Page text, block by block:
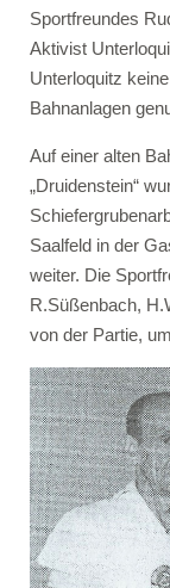
Sportfreundes
Aktivist
Unterloquitz
Bahnanlagen
Auf einer alten
„Druidenstein“
Saalfeld in der
weiter. Die
R.Süßenbach,
von der Partie,